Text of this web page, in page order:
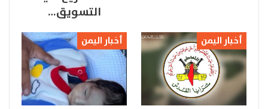
التسويق…
أخبار اليمن أخبار اليمن